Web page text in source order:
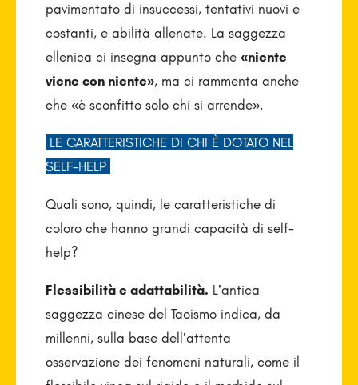
pavimentato di insuccessi, tentativi nuovi e
costanti, e abilità allenate. La saggezza
ellenica ci insegna appunto che «niente
viene con niente», ma ci rammenta anche
che «è sconfitto solo chi si arrende».
LE CARATTERISTICHE DI CHI È DOTATO NEL
SELF-HELP
Quali sono, quindi, le caratteristiche di
coloro che hanno grandi capacità di self-
help?
Flessibilità e adattabilità. L’antica
saggezza cinese del Taoismo indica, da
millenni, sulla base dell’at­tenta
osservazione dei fenomeni naturali, come il